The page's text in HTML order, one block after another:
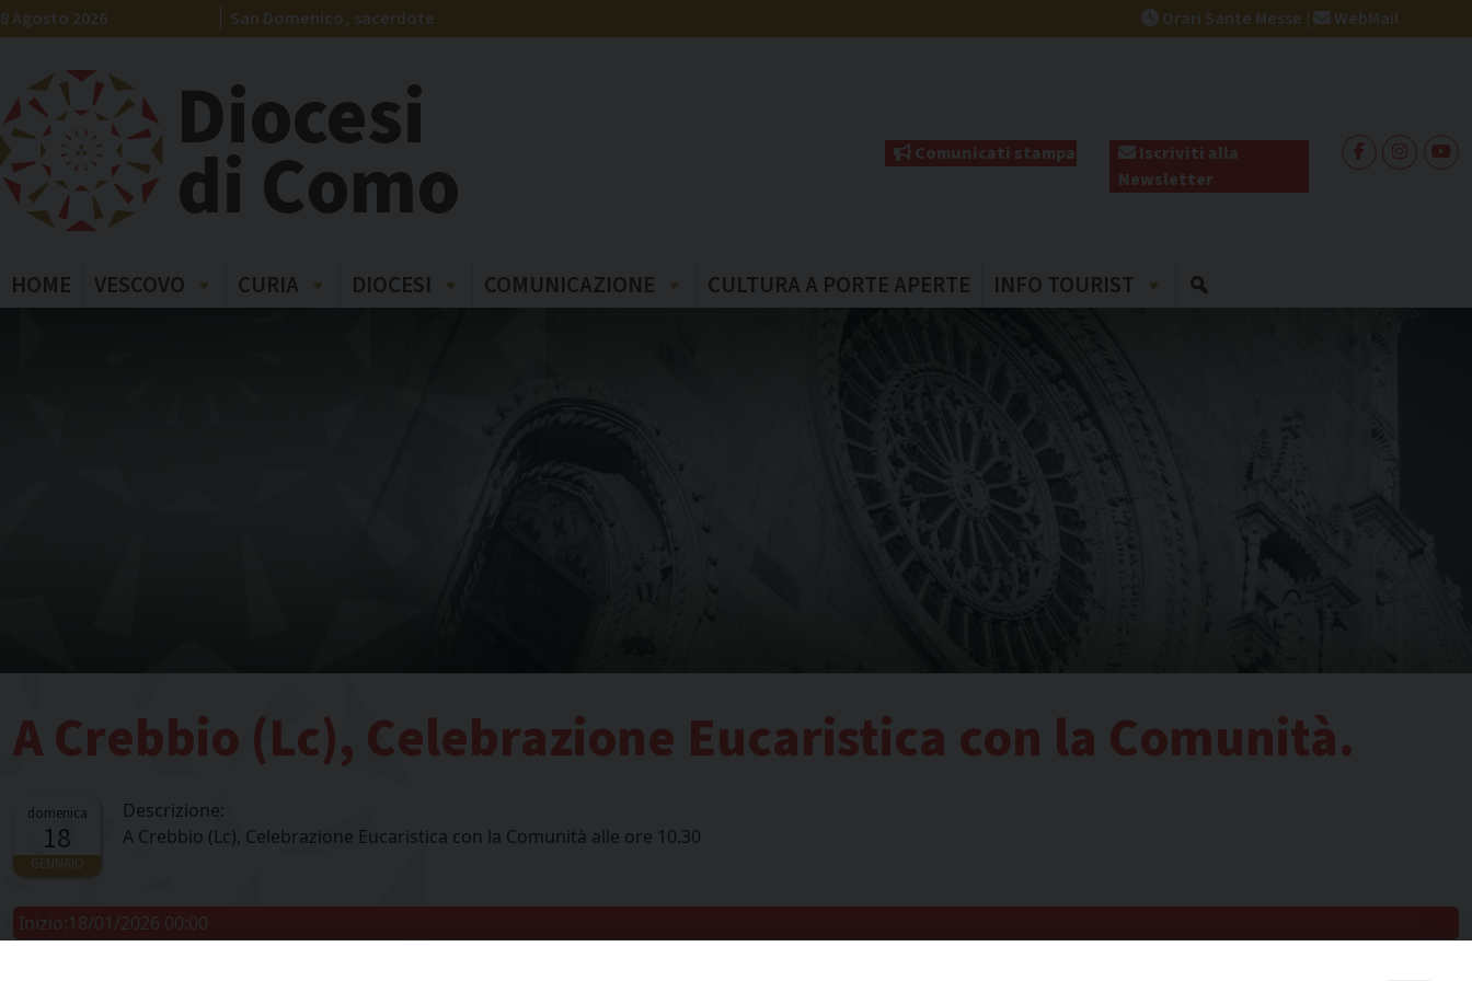
Skip
to
8 Agosto 2026 San Domenico, sacerdote Orari Sante Messe | WebMail
Diocesi
di Como Comunicati stampa
Iscriviti alla
Newsletter
HOME VESCOVO CURIA DIOCESI COMUNICAZIONE CULTURA A PORTE APERTE INFO TOURIST
A Crebbio (Lc), Celebrazione Eucaristica con la Comunità.
domenica
18
GENNAIO
Descrizione:
A Crebbio (Lc), Celebrazione Eucaristica con la Comunità alle ore 10.30
Inizio:18/01/2026 00:00